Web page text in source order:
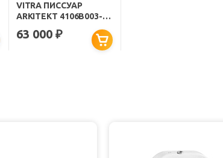
VITRA ПИССУАР
ARKITEKT 4106B003-
5200 С СЕНСОРНЫМ
УПРАВЛЕНИЕМ
63 000 ₽